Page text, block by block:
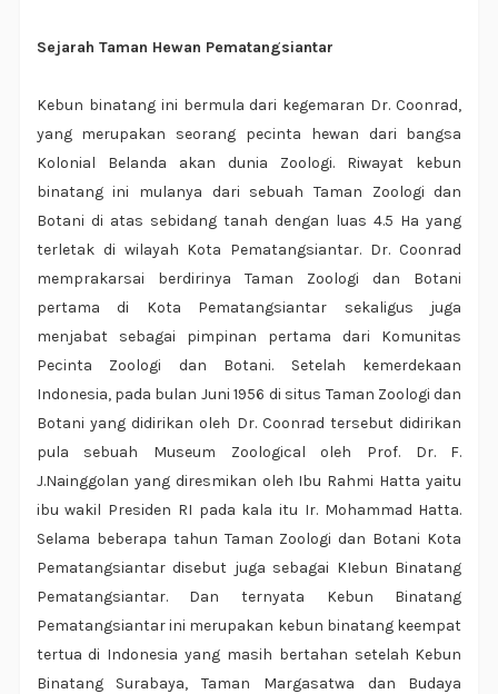
Sejarah Taman Hewan Pematangsiantar
Kebun binatang ini bermula dari kegemaran Dr. Coonrad,
yang merupakan seorang pecinta hewan dari bangsa
Kolonial Belanda akan dunia Zoologi. Riwayat kebun
binatang ini mulanya dari sebuah Taman Zoologi dan
Botani di atas sebidang tanah dengan luas 4.5 Ha yang
terletak di wilayah Kota Pematangsiantar. Dr. Coonrad
memprakarsai berdirinya Taman Zoologi dan Botani
pertama di Kota Pematangsiantar sekaligus juga
menjabat sebagai pimpinan pertama dari Komunitas
Pecinta Zoologi dan Botani. Setelah kemerdekaan
Indonesia, pada bulan Juni 1956 di situs Taman Zoologi dan
Botani yang didirikan oleh Dr. Coonrad tersebut didirikan
pula sebuah Museum Zoological oleh Prof. Dr. F.
J.Nainggolan yang diresmikan oleh Ibu Rahmi Hatta yaitu
ibu wakil Presiden RI pada kala itu Ir. Mohammad Hatta.
Selama beberapa tahun Taman Zoologi dan Botani Kota
Pematangsiantar disebut juga sebagai KIebun Binatang
Pematangsiantar. Dan ternyata Kebun Binatang
Pematangsiantar ini merupakan kebun binatang keempat
tertua di Indonesia yang masih bertahan setelah Kebun
Binatang Surabaya, Taman Margasatwa dan Budaya